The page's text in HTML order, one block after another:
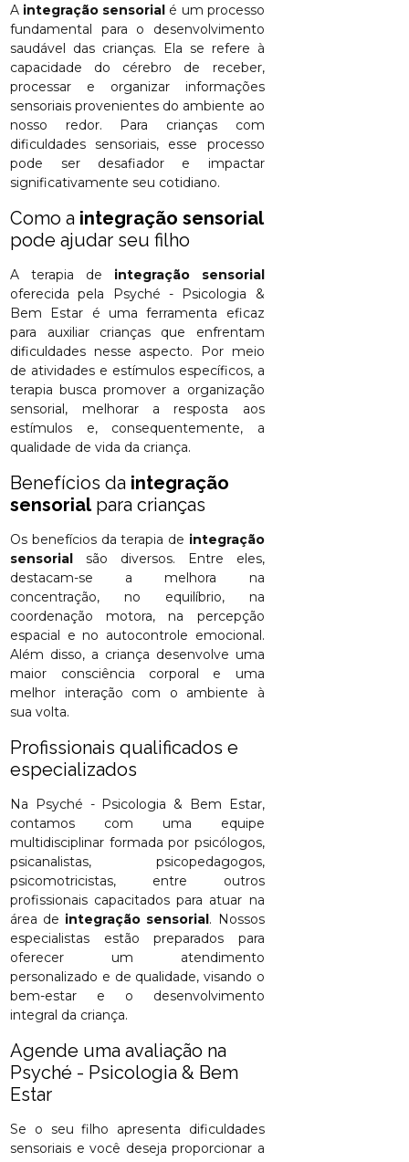
A integração sensorial é um processo
fundamental para o desenvolvimento
saudável das crianças. Ela se refere à
capacidade do cérebro de receber,
processar e organizar informações
sensoriais provenientes do ambiente ao
nosso redor. Para crianças com
dificuldades sensoriais, esse processo
pode ser desafiador e impactar
significativamente seu cotidiano.
Como a integração sensorial
pode ajudar seu filho
A terapia de integração sensorial
oferecida pela Psyché - Psicologia &
Bem Estar é uma ferramenta eficaz
para auxiliar crianças que enfrentam
dificuldades nesse aspecto. Por meio
de atividades e estímulos específicos, a
terapia busca promover a organização
sensorial, melhorar a resposta aos
estímulos e, consequentemente, a
qualidade de vida da criança.
Benefícios da integração
sensorialpara crianças
Os benefícios da terapia de integração
sensorial são diversos. Entre eles,
destacam-se a melhora na
concentração, no equilíbrio, na
coordenação motora, na percepção
espacial e no autocontrole emocional.
Além disso, a criança desenvolve uma
maior consciência corporal e uma
melhor interação com o ambiente à
sua volta.
Profissionais qualificados e
especializados
Na Psyché - Psicologia & Bem Estar,
contamos com uma equipe
multidisciplinar formada por psicólogos,
psicanalistas, psicopedagogos,
psicomotricistas, entre outros
profissionais capacitados para atuar na
área de integração sensorial. Nossos
especialistas estão preparados para
oferecer um atendimento
personalizado e de qualidade, visando o
bem-estar e o desenvolvimento
integral da criança.
Agende uma avaliação na
Psyché - Psicologia & Bem
Estar
Se o seu filho apresenta dificuldades
sensoriais e você deseja proporcionar a